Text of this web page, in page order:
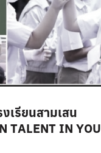
เรียนสามเสน
TALENT IN YOU